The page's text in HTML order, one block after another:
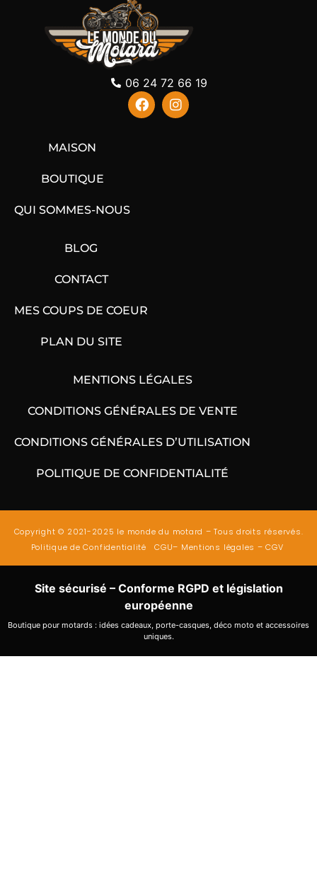
06 24 72 66 19
MAISON
BOUTIQUE
QUI SOMMES-NOUS
BLOG
CONTACT
MES COUPS DE COEUR
PLAN DU SITE
MENTIONS LÉGALES
CONDITIONS GÉNÉRALES DE VENTE
CONDITIONS GÉNÉRALES D’UTILISATION
POLITIQUE DE CONFIDENTIALITÉ
Copyright © 2021-2025 le monde du motard – Tous droits réservés.
Politique de Confidentialité
CGU– Mentions légales –CGV
Site sécurisé – Conforme RGPD et législation
européenne
Boutique pour motards : idées cadeaux, porte-casques, déco moto et accessoires
uniques.